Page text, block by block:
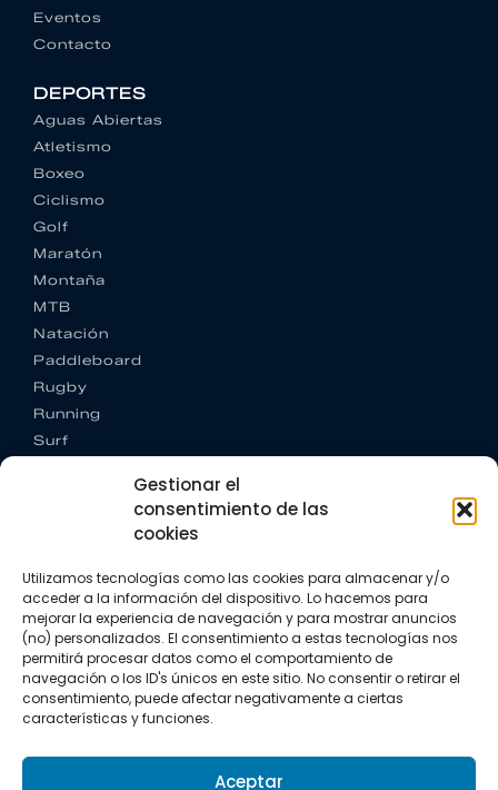
Gestionar el
consentimiento de las
cookies
Utilizamos tecnologías como las cookies para almacenar y/o
acceder a la información del dispositivo. Lo hacemos para
mejorar la experiencia de navegación y para mostrar anuncios
(no) personalizados. El consentimiento a estas tecnologías nos
permitirá procesar datos como el comportamiento de
navegación o los ID's únicos en este sitio. No consentir o retirar el
consentimiento, puede afectar negativamente a ciertas
características y funciones.
Aceptar
Eventos
Contacto
DEPORTES
Aguas Abiertas
Atletismo
Boxeo
Ciclismo
Golf
Maratón
Montaña
MTB
Natación
Paddleboard
Rugby
Running
Surf
CONTACTO
+34 662 342 177
info@vkssport.com
SÍGUENOS
Política de privacidad